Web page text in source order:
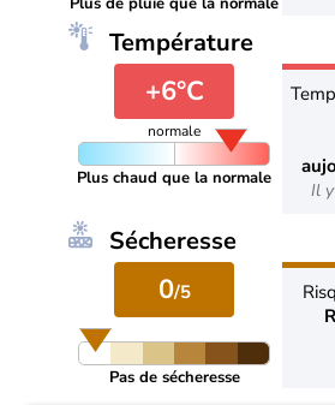
Température
+6°C
normale
Plus chaud que la normale
Il
Sécheresse
0/5
Pas de sécheresse